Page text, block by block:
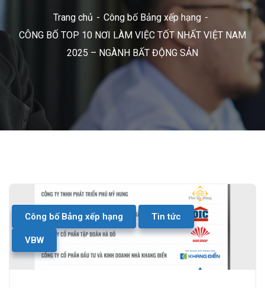
Trang chủ
Công bố Bảng xếp hạng
CÔNG BỐ TOP 10 NƠI LÀM VIỆC TỐT NHẤT VIỆT NAM
2025 – NGÀNH BẤT ĐỘNG SẢN
Công bố Bảng xếp hạng Tin tức
VBW